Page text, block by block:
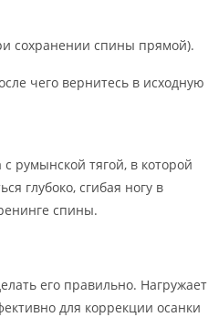
сохранении спины прямой).
чего вернитесь в исходную
румынской тягой, в которой
глубоко, сгибая ногу в
спины.
его правильно. Нагружает
для коррекции осанки